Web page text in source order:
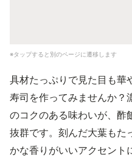
※タップすると別のページに遷移します
具材たっぷりで見た目も華
寿司を作ってみませんか？
のコクのある味わいが、酢
抜群です。刻んだ大葉もた
かな香りがいいアクセント